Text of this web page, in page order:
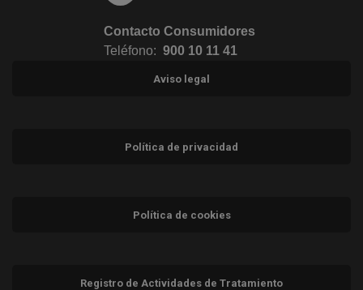
Contacto Consumidores
Teléfono: 900 10 11 41
Aviso legal
Política de privacidad
Política de cookies
Registro de Actividades de Tratamiento